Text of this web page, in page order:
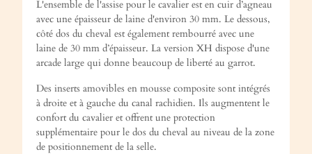
L'ensemble de l'assise pour le cavalier est en cuir d’agneau
avec une épaisseur de laine d'environ 30 mm. Le dessous,
côté dos du cheval est également rembourré avec une
laine de 30 mm d’épaisseur. La version XH dispose d'une
arcade large qui donne beaucoup de liberté au garrot.
Des inserts amovibles en mousse composite sont intégrés
à droite et à gauche du canal rachidien. Ils augmentent le
confort du cavalier et offrent une protection
supplémentaire pour le dos du cheval au niveau de la zone
de positionnement de la selle.